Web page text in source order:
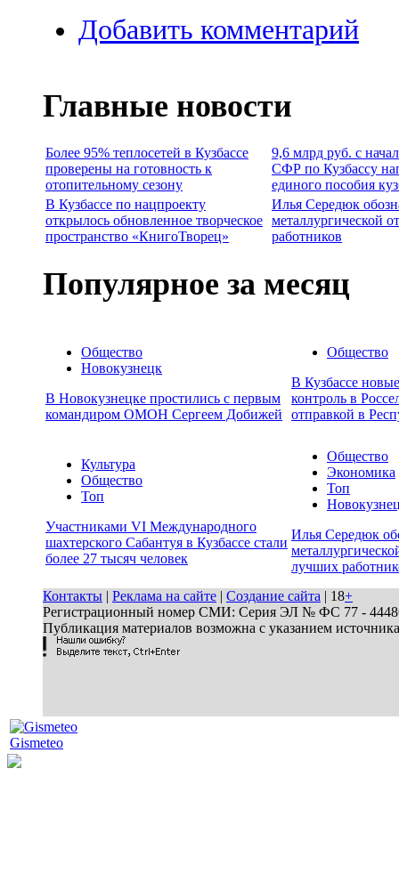
Добавить комментарий
Главные новости
Более 95% теплосетей в Кузбассе
проверены на готовность к
отопительному сезону
9,6 млрд руб. с
СФР по Кузбассу
единого пособия
В Кузбассе по нацпроекту
открылось обновленное творческое
пространство «КнигоТворец»
Илья Середюк
металлургической
работников
Популярное за месяц
Общество
Новокузнецк
В Новокузнецке простились с первым
командиром ОМОН Сергеем Добижей
Общество
В Кузбассе
контроль в
отправкой в
Культура
Общество
Топ
Участниками VI Международного
шахтерского Сабантуя в Кузбассе стали
более 27 тысяч человек
Общество
Экономика
Топ
Илья Середюк
лучших
Контакты | Реклама на сайте | Создание сайта | 18+
Регистрационный номер СМИ: Серия ЭЛ № ФС 77 - 44486
Публикация материалов возможна с указанием
Gismeteo